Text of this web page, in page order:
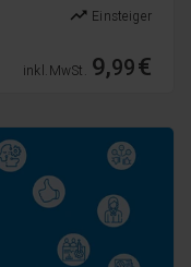
trending_up Einsteiger
inkl. MwSt. 9,99€